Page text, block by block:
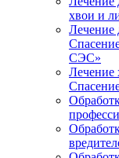
хвои и
Лечение
СЭС»
Лечение